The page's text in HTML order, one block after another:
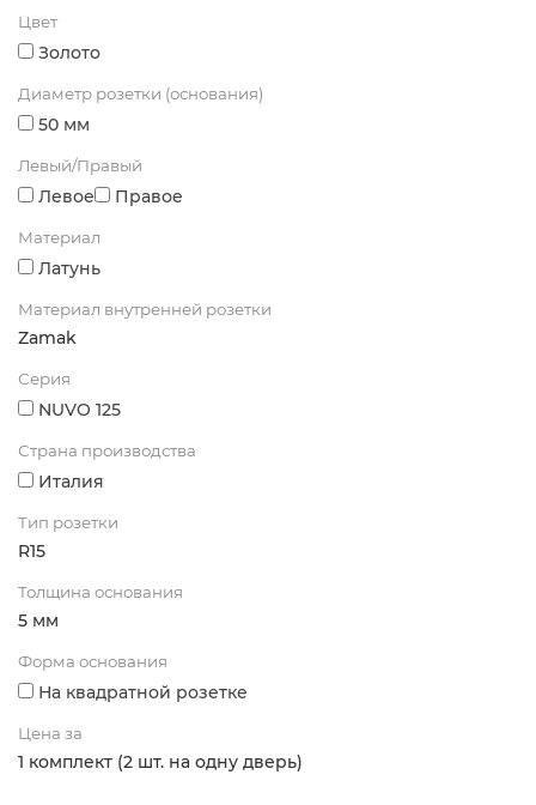
Цвет
Золото
Диаметр розетки (основания)
50 мм
Левый/Правый
Левое Правое
Материал
Латунь
Материал внутренней розетки
Zamak
Серия
NUVO 125
Страна производства
Италия
Тип розетки
R15
Толщина основания
5 мм
Форма основания
На квадратной розетке
Цена за
1 комплект (2 шт. на одну дверь)